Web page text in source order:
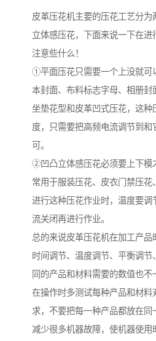
皮革压花机主要的压花工艺分为
立体感压花，下面来说一下在
注意些什么！
①平面压花只需要一个上没就可
本封面、布料标志字母、相册封
坐垫花型和皮革凹式压花，这种
度，只需要把高频电流调节到和
可。
②凹凸立体感压花必须要上下模
常用于服装压花、皮衣门禁压花
进行这种压花作业时，温度要
流关闭再进行作业。
总的来说皮革压花机在加工产品
时间调节、温度调节、平衡调
同的产品和材料需要的数值也
在操作时多测试每种产品和材料
求，不要把每一种产品都放在同
减少很多机器故障，使机器使